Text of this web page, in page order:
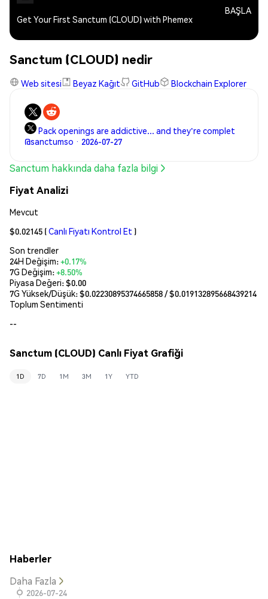
Get Your First Sanctum (CLOUD) with Phemex
BAŞLA
Sanctum (CLOUD) nedir
Web sitesi Beyaz Kağıt GitHub Blockchain Explorer
Pack openings are addictive... and they're complet
@sanctumso · 2026-07-27
Sanctum hakkında daha fazla bilgi
Fiyat Analizi
Mevcut
$0.02145 (Canlı Fiyatı Kontrol Et )
Son trendler
24H Değişim:+0.17%
7G Değişim:+8.50%
Piyasa Değeri:$0.00
7G Yüksek/Düşük: $0.02230895374665858/ $0.019132895668439214
Toplum Sentimenti
--
Sanctum (CLOUD) Canlı Fiyat Grafiği
1D 7D 1M 3M 1Y YTD
Haberler
Daha Fazla
2026-07-24